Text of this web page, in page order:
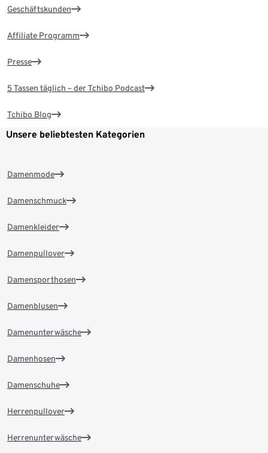
Geschäftskunden
Affiliate Programm
Presse
5 Tassen täglich – der Tchibo Podcast
Tchibo Blog
Unsere beliebtesten Kategorien
Damenmode
Damenschmuck
Damenkleider
Damenpullover
Damensporthosen
Damenblusen
Damenunterwäsche
Damenhosen
Damenschuhe
Herrenpullover
Herrenunterwäsche